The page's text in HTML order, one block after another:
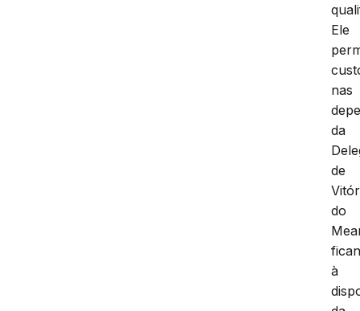
Ele
nas
da
de
do
à